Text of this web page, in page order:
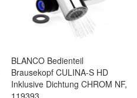
BLANCO Bedienteil
Brausekopf CULINA-S HD
Inklusive Dichtung CHROM NF,
119393